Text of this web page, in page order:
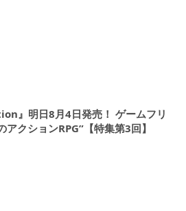
』明日8月4日発売！ ゲームフリ
クションRPG”【特集第3回】